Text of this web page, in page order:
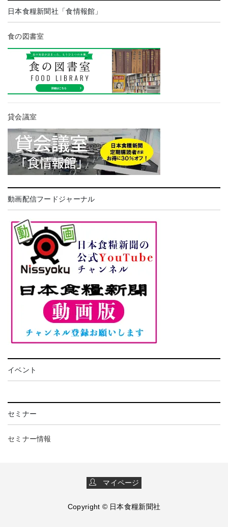
日本食糧新聞社「食情報館」
食の図書室
貸会議室
動画配信フードジャーナル
イベント
セミナー
セミナー情報
マイページ
Copyright © 日本食糧新聞社